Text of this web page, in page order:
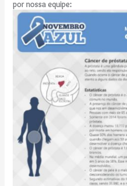
por nossa equipe: